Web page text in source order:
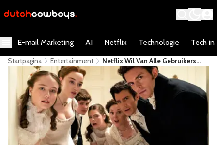
E-mail Marketing AI Netflix Technologie Tech in
Startpagina Entertainment
Netflix Wil Van Alle Gebruikers
Hun E-Mailadres Weten En Dat Is
Niet Zomaar